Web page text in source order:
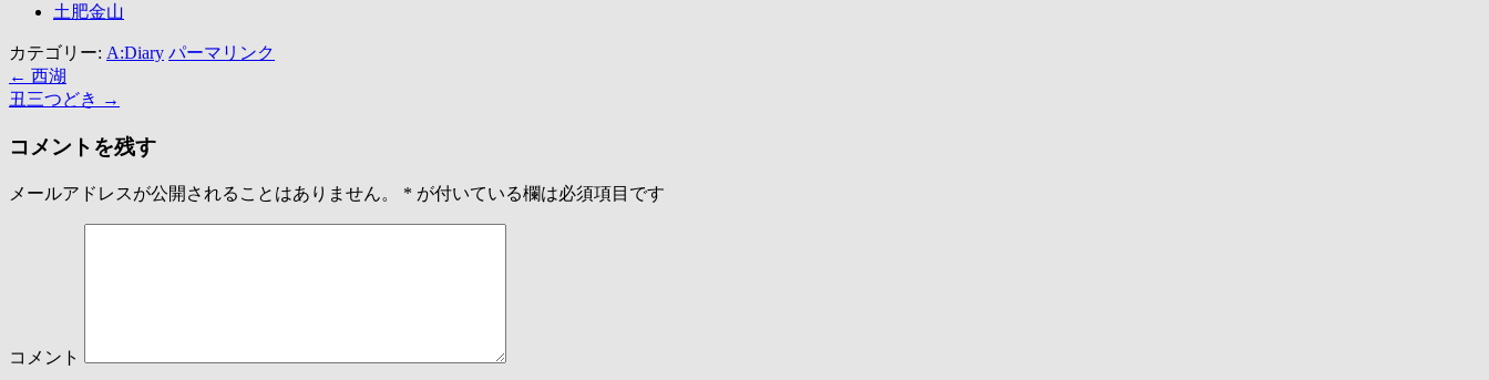
土肥金山
カテゴリー: A:Diary パーマリンク
← 西湖
丑三つどき →
コメントを残す
メールアドレスが公開されることはありません。 * が付いている欄は必須項目です
コメント